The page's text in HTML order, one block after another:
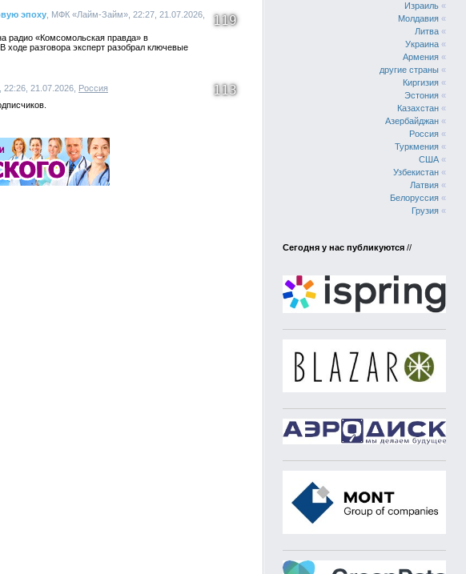
эпоху , МФК «Лайм-Займ», 22:27, 21.07.2026,
119
радио «Комсомольская правда» в
разговора эксперт разобрал ключевые
21.07.2026, Россия 113
Израиль «
Молдавия «
Литва «
Украина «
Армения «
другие страны «
Киргизия «
Эстония «
Казахстан «
Азербайджан «
Россия «
Туркмения «
США «
Узбекистан «
Латвия «
Белоруссия «
Грузия «
Сегодня у нас публикуются //